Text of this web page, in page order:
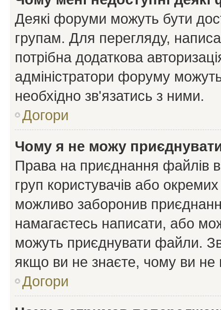
Деякі форуми можуть бути
групам. Для перегляду,
потрібна додаткова
адміністратори форуму
необхідно зв'язатись з ними.
Догори
Чому я не можу
Права на приєднання файлів
груп користувачів або
можливо заборонив
намагаєтесь написати, або
можуть приєднувати файли.
якщо ви не знаєте, чому ви
Догори